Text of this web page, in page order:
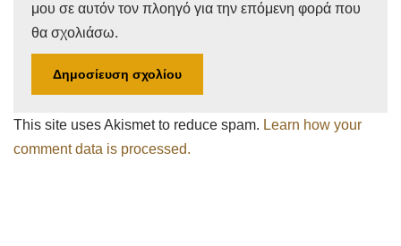
μου σε αυτόν τον πλοηγό για την επόμενη φορά που
θα σχολιάσω.
This site uses Akismet to reduce spam. Learn how your
comment data is processed.